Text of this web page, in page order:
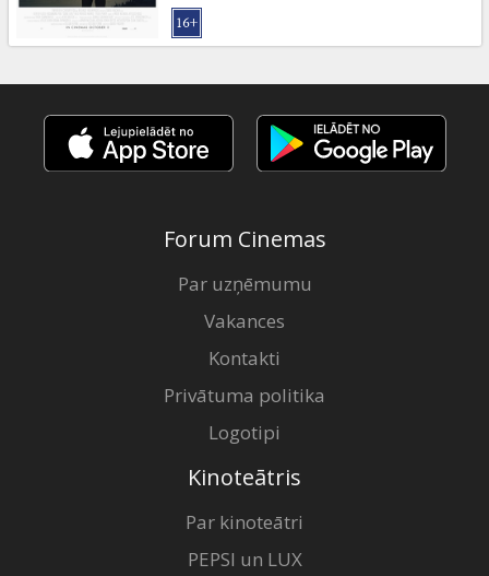
Forum Cinemas
Par uzņēmumu
Vakances
Kontakti
Privātuma politika
Logotipi
Kinoteātris
Par kinoteātri
PEPSI un LUX